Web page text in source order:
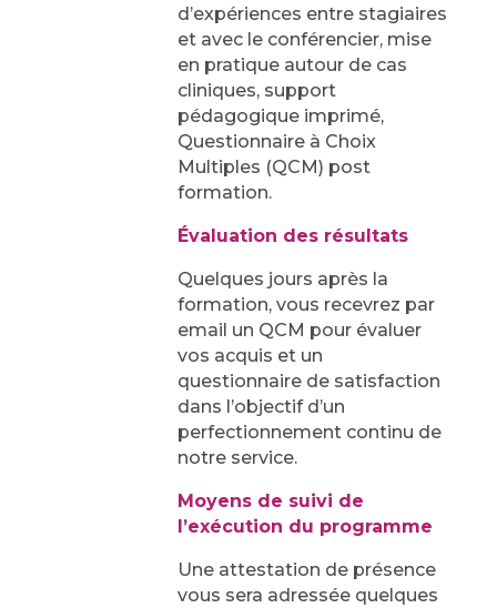
d’expériences entre stagiaires
et avec le conférencier, mise
en pratique autour de cas
cliniques, support
pédagogique imprimé,
Questionnaire à Choix
Multiples (QCM) post
formation.
Évaluation des résultats
Quelques jours après la
formation, vous recevrez par
email un QCM pour évaluer
vos acquis et un
questionnaire de satisfaction
dans l’objectif d’un
perfectionnement continu de
notre service.
Moyens de suivi de
l’exécution du programme
Une attestation de présence
vous sera adressée quelques